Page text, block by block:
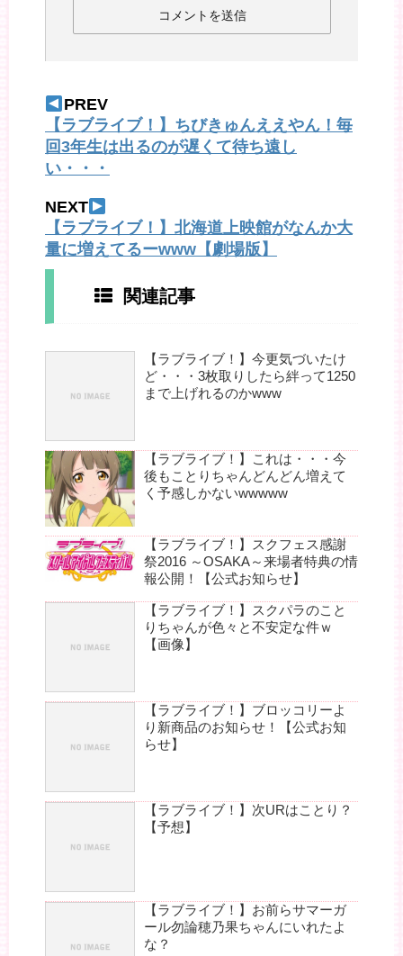
PREV
【ラブライブ！】ちびきゅんええやん！毎
回3年生は出るのが遅くて待ち遠し
い・・・
NEXT
【ラブライブ！】北海道上映館がなんか大
量に増えてるーwww【劇場版】
関連記事
【ラブライブ！】今更気づいたけ
ど・・・3枚取りしたら絆って1250
まで上げれるのかwww
【ラブライブ！】これは・・・今
後もことりちゃんどんどん増えて
く予感しかないwwwww
【ラブライブ！】スクフェス感謝
祭2016 ～OSAKA～来場者特典の情
報公開！【公式お知らせ】
【ラブライブ！】スクパラのこと
りちゃんが色々と不安定な件ｗ
【画像】
【ラブライブ！】ブロッコリーよ
り新商品のお知らせ！【公式お知
らせ】
【ラブライブ！】次URはことり？
【予想】
【ラブライブ！】お前らサマーガ
ール勿論穂乃果ちゃんにいれたよ
な？